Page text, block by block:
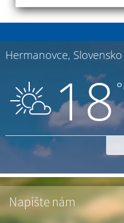
Napíšte nám